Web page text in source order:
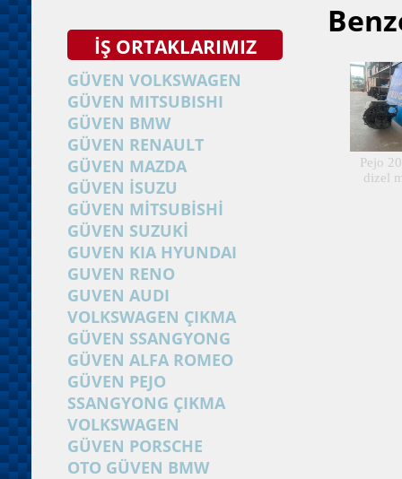
İŞ ORTAKLARIMIZ
GÜVEN VOLKSWAGEN
GÜVEN MITSUBISHI
GÜVEN BMW
GÜVEN RENAULT
GÜVEN MAZDA
GÜVEN İSUZU
GÜVEN MİTSUBİSHİ
GÜVEN SUZUKİ
GUVEN KIA HYUNDAI
GUVEN RENO
GUVEN AUDI
VOLKSWAGEN ÇIKMA
GÜVEN SSANGYONG
GÜVEN ALFA ROMEO
GÜVEN PEJO
SSANGYONG ÇIKMA
VOLKSWAGEN
GÜVEN PORSCHE
OTO GÜVEN BMW
Pejo
dizel